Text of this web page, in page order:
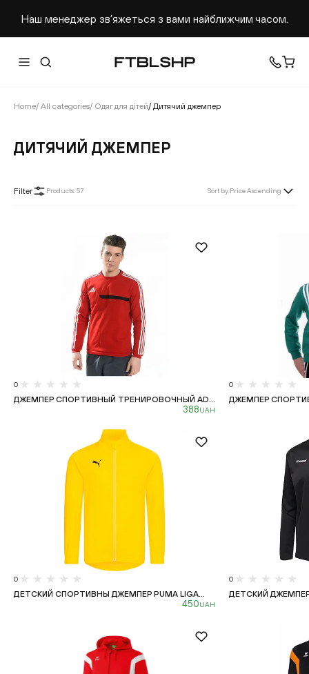
Наш менеджер звʼяжеться з вами найближчим часом.
Home/ All categories/ Одяг для дітей/ Дитячий джемпер
ДИТЯЧИЙ ДЖЕМПЕР
Filter Products:57 Sort by:Price Ascending
0
ДЖЕМПЕР СПОРТИВНЫЙ ТРЕНИРОВОЧНЫЙ AD...
388UAH
0
ДЖЕМПЕР
0
ДЕТСКИЙ СПОРТИВНЫ ДЖЕМПЕР PUMA LIGA...
450UAH
0
ДЕТСКИЙ ДЖЕМПЕР